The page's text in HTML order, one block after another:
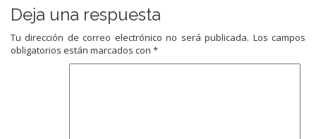
Deja una respuesta
Tu dirección de correo electrónico no será publicada. Los campos
obligatorios están marcados con *